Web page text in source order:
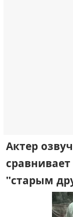
Актер
"старым